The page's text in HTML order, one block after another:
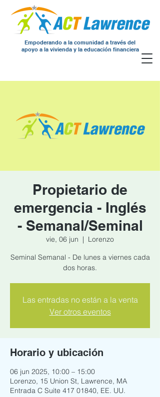
Empoderando a la comunidad a través del
apoyo a la vivienda y la educación financiera
Propietario de
emergencia - Inglés
- Semanal/Seminal
vie, 06 jun
  |
Lorenzo
Seminal Semanal - De lunes a viernes cada
dos horas.
Las entradas no están a la venta
Ver otros eventos
Horario y ubicación
06 jun 2025, 10:00 – 15:00
Lorenzo, 15 Union St, Lawrence, MA
Entrada C Suite 417 01840, EE. UU.